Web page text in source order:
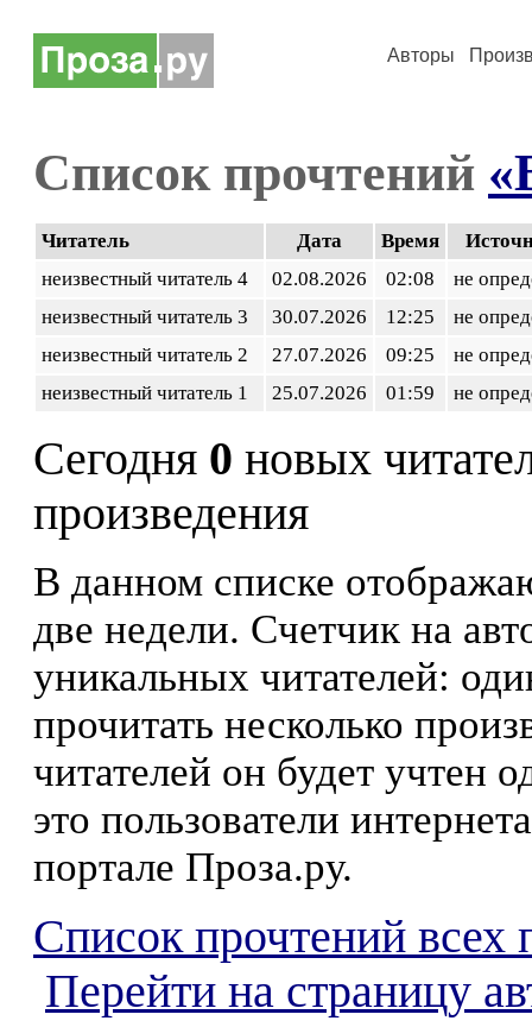
Авторы
Список прочтений
Читатель Дата Время
неизвестный читатель 4
02.08.2026 02:08
не
неизвестный читатель 3
30.07.2026 12:25
не
неизвестный читатель 2
27.07.2026 09:25
не
неизвестный читатель 1
25.07.2026 01:59 не
Сегодня 0 новых
произведения
В данном списке
две недели. Счетчик на
уникальных читателей:
прочитать несколько
читателей он будет учтен
это пользователи
портале Проза.ру.
Список прочтений всех
Перейти на страницу